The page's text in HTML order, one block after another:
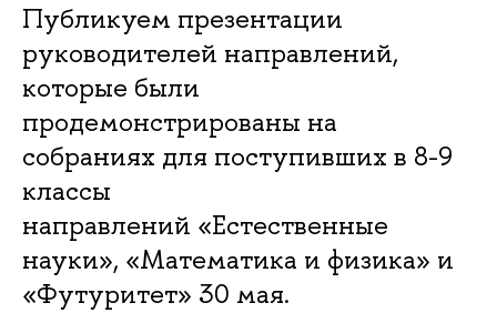
Публикуем презентации
руководителей направлений,
которые были
продемонстрированы на
собраниях для поступивших в 8-9
классы
направлений «Естественные
науки», «Математика и физика» и
«Футуритет» 30 мая.